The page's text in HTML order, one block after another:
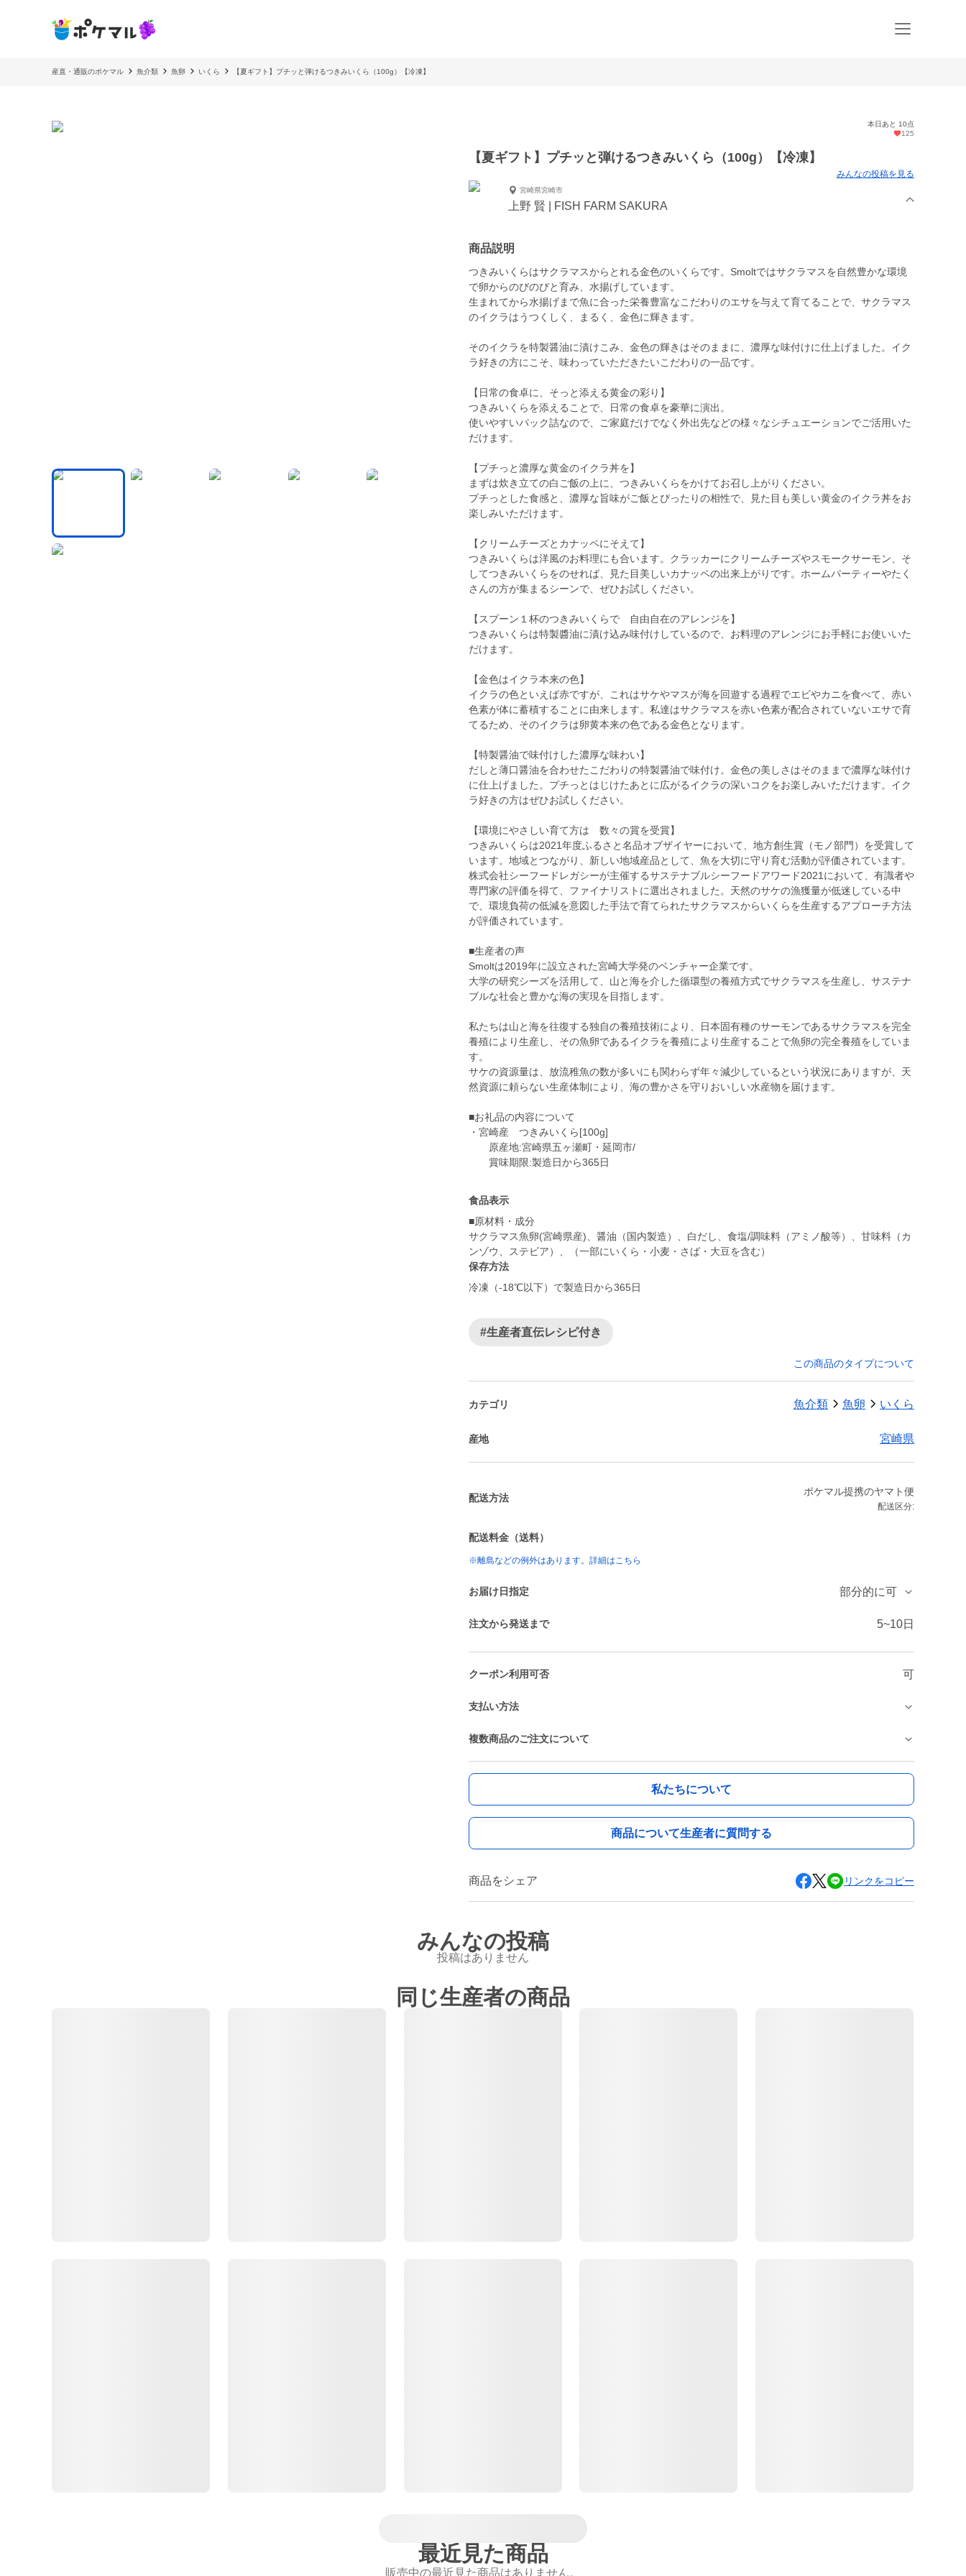
産直・通販のポケマル 魚介類 魚卵 いくら 【夏ギフト】プチッと弾けるつきみいくら（100g）【冷凍】
本日あと 10点
125
【夏ギフト】プチッと弾けるつきみいくら（100g）【冷凍】
みんなの投稿を見る
宮崎県宮崎市
上野 賢 | FISH FARM SAKURA
商品説明
つきみいくらはサクラマスからとれる金色のいくらです。Smoltではサクラマスを自然豊かな環境
で卵からのびのびと育み、水揚げしています。
生まれてから水揚げまで魚に合った栄養豊富なこだわりのエサを与えて育てることで、サクラマス
のイクラはうつくしく、まるく、金色に輝きます。
そのイクラを特製醤油に漬けこみ、金色の輝きはそのままに、濃厚な味付けに仕上げました。イク
ラ好きの方にこそ、味わっていただきたいこだわりの一品です。
【日常の食卓に、そっと添える黄金の彩り】
つきみいくらを添えることで、日常の食卓を豪華に演出。
使いやすいパック詰なので、ご家庭だけでなく外出先などの様々なシチュエーションでご活用いた
だけます。
【プチっと濃厚な黄金のイクラ丼を】
まずは炊き立ての白ご飯の上に、つきみいくらをかけてお召し上がりください。
プチっとした食感と、濃厚な旨味がご飯とぴったりの相性で、見た目も美しい黄金のイクラ丼をお
楽しみいただけます。
【クリームチーズとカナッペにそえて】
つきみいくらは洋風のお料理にも合います。クラッカーにクリームチーズやスモークサーモン、そ
してつきみいくらをのせれば、見た目美しいカナッペの出来上がりです。ホームパーティーやたく
さんの方が集まるシーンで、ぜひお試しください。
【スプーン１杯のつきみいくらで 自由自在のアレンジを】
つきみいくらは特製醬油に漬け込み味付けしているので、お料理のアレンジにお手軽にお使いいた
だけます。
【金色はイクラ本来の色】
イクラの色といえば赤ですが、これはサケやマスが海を回遊する過程でエビやカニを食べて、赤い
色素が体に蓄積することに由来します。私達はサクラマスを赤い色素が配合されていないエサで育
てるため、そのイクラは卵黄本来の色である金色となります。
【特製醤油で味付けした濃厚な味わい】
だしと薄口醤油を合わせたこだわりの特製醤油で味付け。金色の美しさはそのままで濃厚な味付け
に仕上げました。プチっとはじけたあとに広がるイクラの深いコクをお楽しみいただけます。イク
ラ好きの方はぜひお試しください。
【環境にやさしい育て方は 数々の賞を受賞】
つきみいくらは2021年度ふるさと名品オブザイヤーにおいて、地方創生賞（モノ部門）を受賞して
います。地域とつながり、新しい地域産品として、魚を大切に守り育む活動が評価されています。
株式会社シーフードレガシーが主催するサステナブルシーフードアワード2021において、有識者や
専門家の評価を得て、ファイナリストに選出されました。天然のサケの漁獲量が低迷している中
で、環境負荷の低減を意図した手法で育てられたサクラマスからいくらを生産するアプローチ方法
が評価されています。
■生産者の声
Smoltは2019年に設立された宮崎大学発のベンチャー企業です。
大学の研究シーズを活用して、山と海を介した循環型の養殖方式でサクラマスを生産し、サステナ
ブルな社会と豊かな海の実現を目指します。
私たちは山と海を往復する独自の養殖技術により、日本固有種のサーモンであるサクラマスを完全
養殖により生産し、その魚卵であるイクラを養殖により生産することで魚卵の完全養殖をしていま
す。
サケの資源量は、放流稚魚の数が多いにも関わらず年々減少しているという状況にありますが、天
然資源に頼らない生産体制により、海の豊かさを守りおいしい水産物を届けます。
■お礼品の内容について
・宮崎産 つきみいくら[100g]
原産地:宮崎県五ヶ瀬町・延岡市/
賞味期限:製造日から365日
食品表示
■原材料・成分
サクラマス魚卵(宮崎県産)、醤油（国内製造）、白だし、食塩/調味料（アミノ酸等）、甘味料（カ
ンゾウ、ステビア）、（一部にいくら・小麦・さば・大豆を含む）
保存方法
冷凍（‐18℃以下）で製造日から365日
#生産者直伝レシピ付き
この商品のタイプについて
カテゴリ 魚介類 魚卵 いくら
産地 宮崎県
配送方法
ポケマル提携のヤマト便
配送区分:
配送料金（送料）
※離島などの例外はあります。詳細はこちら
お届け日指定 部分的に可
注文から発送まで 5~10日
クーポン利用可否 可
支払い方法
複数商品のご注文について
私たちについて
商品について生産者に質問する
商品をシェア リンクをコピー
みんなの投稿
投稿はありません
同じ生産者の商品
最近見た商品
販売中の最近見た商品はありません。